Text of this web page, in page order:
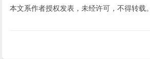
本文系作者授权发表，未经许可，不得转载。